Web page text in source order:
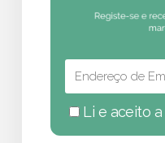
Li e aceito a